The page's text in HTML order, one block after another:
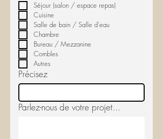
Séjour (salon / espace repas)
Cuisine
Salle de bain / Salle d'eau
Chambre
Bureau / Mezzanine
Combles
Autres
Précisez
Parlez-nous de votre projet...